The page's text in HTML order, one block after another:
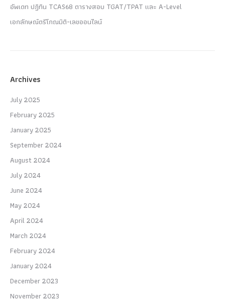
อัพเดท ปฏิทิน TCAS68 ตารางสอบ TGAT/TPAT และ A-Level
เอกลักษณ์ตรีโกณมิติ-เลขออนไลน์
Archives
July 2025
February 2025
January 2025
September 2024
August 2024
July 2024
June 2024
May 2024
April 2024
March 2024
February 2024
January 2024
December 2023
November 2023